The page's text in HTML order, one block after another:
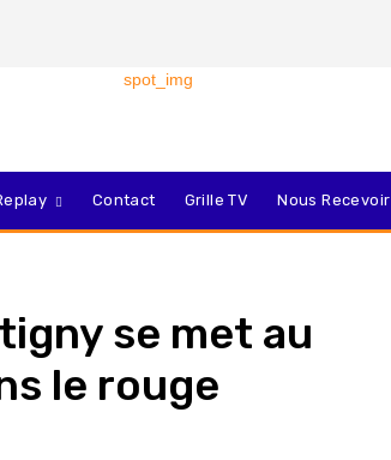
Contact Grille TV Nous Recevoir
se met au
le rouge